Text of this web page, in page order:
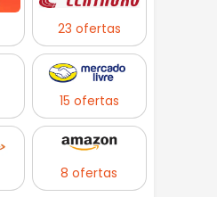
23 ofertas
15 ofertas
8 ofertas